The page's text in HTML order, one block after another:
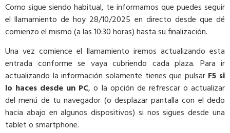
Como sigue siendo habitual, te informamos que puedes seguir
el llamamiento de hoy 28/10/2025 en directo desde que dé
comienzo el mismo (a las 10:30 horas) hasta su finalización.
Una vez comience el llamamiento iremos actualizando esta
entrada conforme se vaya cubriendo cada plaza. Para ir
actualizando la información solamente tienes que pulsar F5 si
lo haces desde un PC, o la opción de refrescar o actualizar
del menú de tu navegador (o desplazar pantalla con el dedo
hacia abajo en algunos dispositivos) si nos sigues desde una
tablet o smartphone.